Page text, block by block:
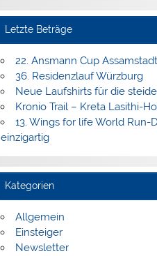
Letzte Beträge
22. Ansmann Cup Assamstadt
36. Residenzlauf Würzburg
Neue Laufshirts für die
Kronio Trail – Kreta Lasithi-
13. Wings for life World Run-
einzigartig
Kategorien
Allgemein
Einsteiger
Newsletter